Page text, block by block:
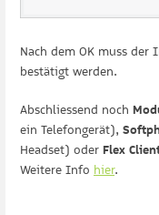
Nach dem OK muss
bestätigt werden.
Abschliessend noch
ein Telefongerät),
Headset) oder Flex
Weitere Info hier.